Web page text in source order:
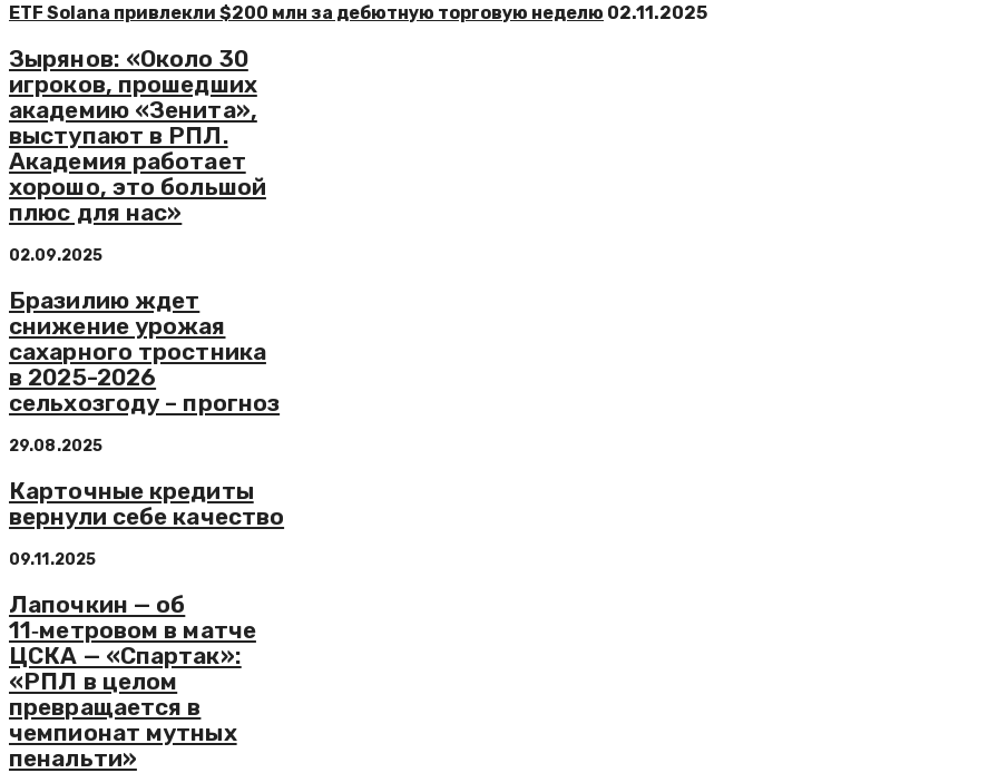
ETF Solana привлекли $200 млн за дебютную торговую неделю 02.11.2025
Зырянов: «Около 30
игроков, прошедших
академию «Зенита»,
выступают в РПЛ.
Академия работает
хорошо, это большой
плюс для нас»
02.09.2025
Бразилию ждет
снижение урожая
сахарного тростника
в 2025-2026
сельхозгоду – прогноз
29.08.2025
Карточные кредиты
вернули себе качество
09.11.2025
Лапочкин — об
11‑метровом в матче
ЦСКА — «Спартак»:
«РПЛ в целом
превращается в
чемпионат мутных
пенальти»